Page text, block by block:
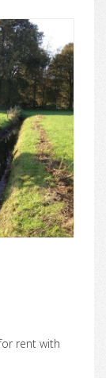
rent with